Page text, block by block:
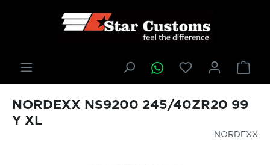
springen
NORDEXX NS9200 245/40ZR20 99
Y XL
NORDEXX